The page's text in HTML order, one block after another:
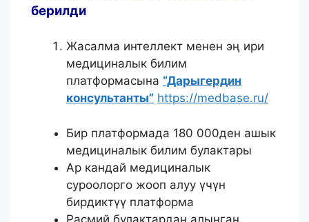
берилди
Жасалма интеллект менен эң ири
медициналык билим
платформасына “Дарыгердин
консультанты” https://medbase.ru/
Бир платформада 180 000ден ашык
медициналык билим булактары
Ар кандай медициналык
суроолорго жооп алуу үчүн
бирдиктүү платформа
Расмий булактардан алынган